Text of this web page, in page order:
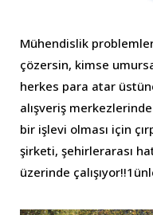
Mühendislik
çözersin, kimse
herkes para atar
alışveriş merkezlerinde
bir işlevi olması için
şirketi, şehirlerarası
üzerinde